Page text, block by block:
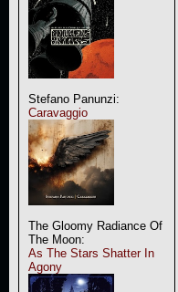
Stefano Panunzi:
Caravaggio
The Gloomy Radiance Of
The Moon:
As The Stars Shatter In
Agony